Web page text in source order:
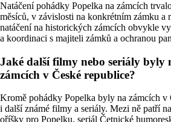
Natáčení pohádky Popelka na zámcích
měsíců, v závislosti na konkrétním zámku a
natáčení na historických zámcích obvykle
a koordinaci s majiteli zámků a ochranou
Jaké další filmy nebo seriály byly
zámcích v České republice?
Kromě pohádky Popelka byly na zámcích v
i další známé filmy a seriály. Mezi ně patří
oříšky pro Popelku, seriál Četnické